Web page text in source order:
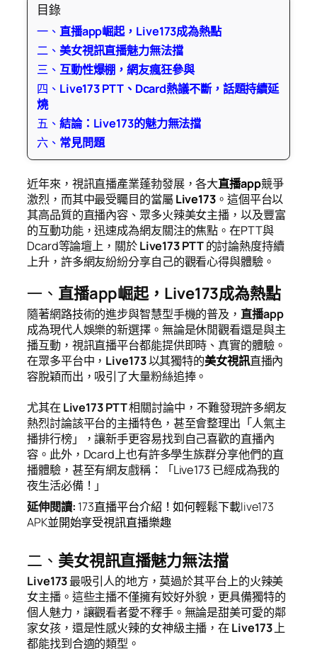
目錄
一、 直播app崛起，Live173成為熱點
二、 美女視訊直播魅力無法擋
三、 互動性爆棚，網友瘋狂參與
四、 Live173 PTT、Dcard熱議不斷，話題持續延
燒
五、 結論：Live173的魅力無法擋
六、 常見問題
近年來，視訊直播產業蓬勃發展，各大直播app競爭
激烈，而其中最受矚目的當屬 Live173。這個平台以
其高品質的直播內容、眾多火辣美女主播，以及豐富
的互動功能，迅速成為網友關注的焦點。在PTT與
Dcard等論壇上，關於Live173 PTT的討論熱度持續
上升，許多網友紛紛分享自己的觀看心得與體驗。
一、 直播app崛起，Live173成為熱點
隨著網路技術的進步與智慧型手機的普及，直播app
成為現代人娛樂的新選擇。無論是休閒觀看還是與主
播互動，視訊直播平台都能提供即時、真實的體驗。
在眾多平台中， Live173以其獨特的美女視訊直播內
容脫穎而出，吸引了大量粉絲追捧。
尤其在Live173 PTT相關討論中，不難發現許多網友
熱烈討論該平台的主播特色，甚至會整理出「人氣主
播排行榜」，讓新手更容易找到自己喜歡的直播內
容。此外，Dcard上也有許多學生族群分享他們的直
播體驗，甚至有網友戲稱：「Live173 已經成為我的
夜生活必備！」
延伸閱讀: 173直播平台介紹！如何輕鬆下載live173
APK並開始享受視訊直播樂趣
二、 美女視訊直播魅力無法擋
Live173最吸引人的地方，莫過於其平台上的火辣美
女主播。這些主播不僅擁有姣好外貌，更具備獨特的
個人魅力，讓觀看者愛不釋手。無論是甜美可愛的鄰
家女孩，還是性感火辣的女神級主播，在Live173上
都能找到合適的類型。